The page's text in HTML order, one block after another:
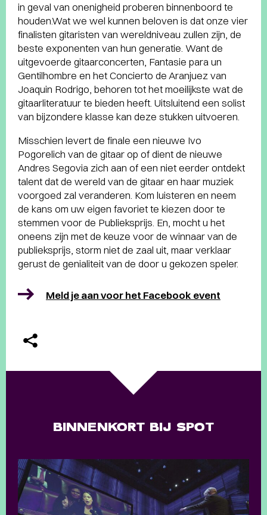
in geval van onenigheid proberen binnenboord te
houden.Wat we wel kunnen beloven is dat onze vier
finalisten gitaristen van wereldniveau zullen zijn, de
beste exponenten van hun generatie. Want de
uitgevoerde gitaarconcerten, Fantasie para un
Gentilhombre en het Concierto de Aranjuez van
Joaquin Rodrigo, behoren tot het moeilijkste wat de
gitaarliteratuur te bieden heeft. Uitsluitend een solist
van bijzondere klasse kan deze stukken uitvoeren.
Misschien levert de finale een nieuwe Ivo
Pogorelich van de gitaar op of dient de nieuwe
Andres Segovia zich aan of een niet eerder ontdekt
talent dat de wereld van de gitaar en haar muziek
voorgoed zal veranderen. Kom luisteren en neem
de kans om uw eigen favoriet te kiezen door te
stemmen voor de Publieksprijs. En, mocht u het
oneens zijn met de keuze voor de winnaar van de
publieksprijs, storm niet de zaal uit, maar verklaar
gerust de genialiteit van de door u gekozen speler.
Meld je aan voor het Facebook event
BINNENKORT BIJ SPOT